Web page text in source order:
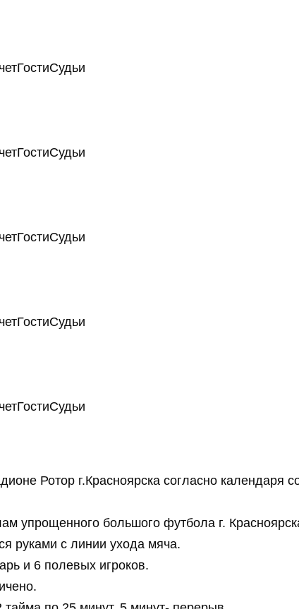
ГостиСудьи
ГостиСудьи
ГостиСудьи
ГостиСудьи
ГостиСудьи
Ротор г.Красноярска согласно
упрощенного большого футбола г.
руками с линии ухода мяча.
и 6 полевых игроков.